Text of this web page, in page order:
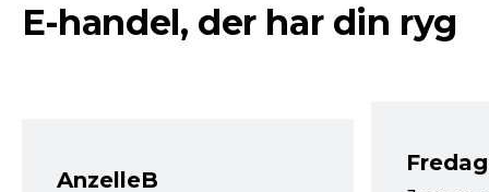
E-handel, der har din ryg
AnzelleB